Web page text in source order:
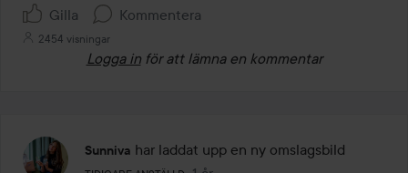
Gilla Kommentera
2454 visningar
Logga in för att lämna en kommentar
Sunniva har laddat upp en ny omslagsbild